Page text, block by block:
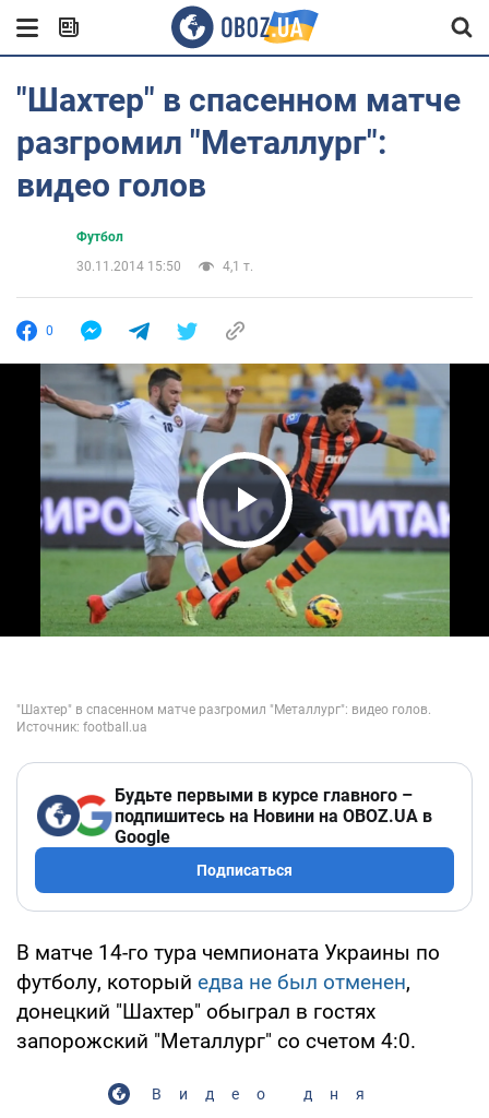
"Шахтер" в спасенном матче
разгромил "Металлург":
видео голов
Футбол
30.11.2014 15:50
4,1 т.
0
Play Video
Будьте первыми в курсе главного –
подпишитесь на Новини на OBOZ.UA в
Google
Подписаться
В матче 14-го тура чемпионата Украины по
футболу, который едва не был отменен,
донецкий "Шахтер" обыграл в гостях
запорожский "Металлург" со счетом 4:0.
Видео дня